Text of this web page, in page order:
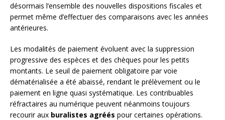
désormais l’ensemble des nouvelles dispositions fiscales et
permet même d’effectuer des comparaisons avec les années
antérieures.
Les modalités de paiement évoluent avec la suppression
progressive des espèces et des chèques pour les petits
montants. Le seuil de paiement obligatoire par voie
dématérialisée a été abaissé, rendant le prélèvement ou le
paiement en ligne quasi systématique. Les contribuables
réfractaires au numérique peuvent néanmoins toujours
recourir aux buralistes agréés pour certaines opérations.